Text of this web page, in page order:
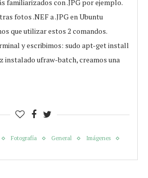
familiarizados con .JPG por ejemplo.
fotos .NEF a .JPG en Ubuntu
que utilizar estos 2 comandos.
y escribimos: sudo apt-get install
instalado ufraw-batch, creamos una
Fotografía General
Imágenes